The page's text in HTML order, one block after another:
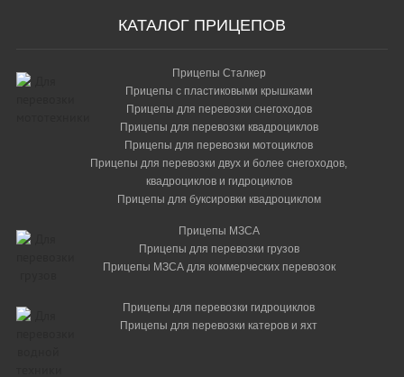
КАТАЛОГ ПРИЦЕПОВ
Прицепы Сталкер
Прицепы с пластиковыми крышками
Прицепы для перевозки снегоходов
Прицепы для перевозки квадроциклов
Прицепы для перевозки мотоциклов
Прицепы для перевозки двух и более снегоходов,
квадроциклов и гидроциклов
Прицепы для буксировки квадроциклом
Прицепы МЗСА
Прицепы для перевозки грузов
Прицепы МЗСА для коммерческих перевозок
Прицепы для перевозки гидроциклов
Прицепы для перевозки катеров и яхт